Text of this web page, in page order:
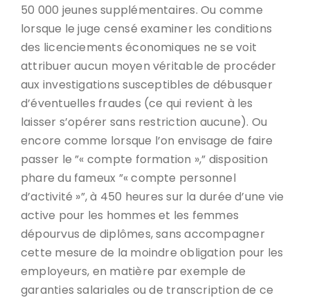
50 000 jeunes supplémentaires. Ou comme
lorsque le juge censé examiner les conditions
des licenciements économiques ne se voit
attribuer aucun moyen véritable de procéder
aux investigations susceptibles de débusquer
d’éventuelles fraudes (ce qui revient à les
laisser s’opérer sans restriction aucune). Ou
encore comme lorsque l’on envisage de faire
passer le ”« compte formation »,” disposition
phare du fameux ”« compte personnel
d’activité »”, à 450 heures sur la durée d’une vie
active pour les hommes et les femmes
dépourvus de diplômes, sans accompagner
cette mesure de la moindre obligation pour les
employeurs, en matière par exemple de
garanties salariales ou de transcription de ce